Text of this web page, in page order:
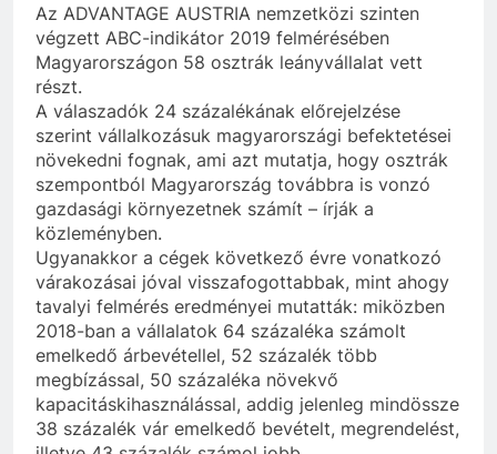
Az ADVANTAGE AUSTRIA nemzetközi szinten
végzett ABC-indikátor 2019 felmérésében
Magyarországon 58 osztrák leányvállalat vett
részt.
A válaszadók 24 százalékának előrejelzése
szerint vállalkozásuk magyarországi befektetései
növekedni fognak, ami azt mutatja, hogy osztrák
szempontból Magyarország továbbra is vonzó
gazdasági környezetnek számít – írják a
közleményben.
Ugyanakkor a cégek következő évre vonatkozó
várakozásai jóval visszafogottabbak, mint ahogy
tavalyi felmérés eredményei mutatták: miközben
2018-ban a vállalatok 64 százaléka számolt
emelkedő árbevétellel, 52 százalék több
megbízással, 50 százaléka növekvő
kapacitáskihasználással, addig jelenleg mindössze
38 százalék vár emelkedő bevételt, megrendelést,